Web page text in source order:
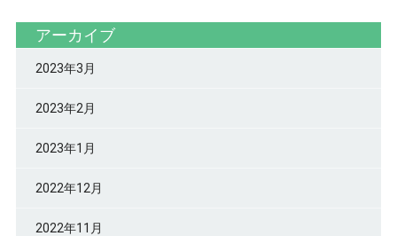
アーカイブ
2023年3月
2023年2月
2023年1月
2022年12月
2022年11月